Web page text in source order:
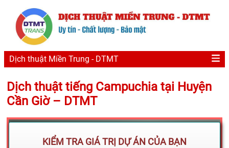
Dịch thuật Miền Trung - DTMT
Dịch thuật tiếng Campuchia tại Huyện
Cần Giờ – DTMT
KIỂM TRA GIÁ TRỊ DỰ ÁN CỦA BẠN